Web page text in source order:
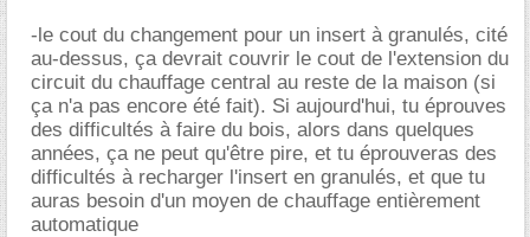
-le cout du changement pour un insert à granulés, cité
au-dessus, ça devrait couvrir le cout de l'extension du
circuit du chauffage central au reste de la maison (si
ça n'a pas encore été fait). Si aujourd'hui, tu éprouves
des difficultés à faire du bois, alors dans quelques
années, ça ne peut qu'être pire, et tu éprouveras des
difficultés à recharger l'insert en granulés, et que tu
auras besoin d'un moyen de chauffage entièrement
automatique